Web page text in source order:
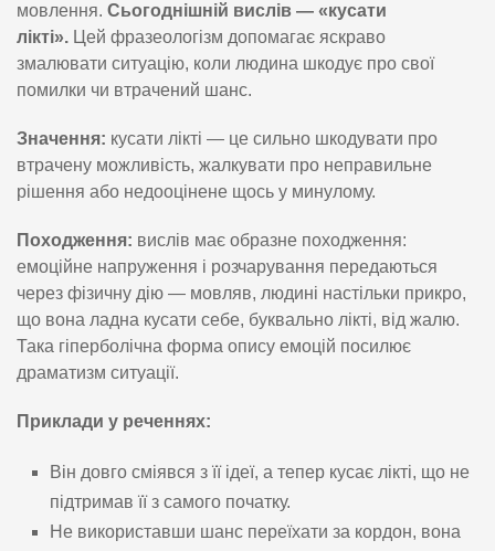
мовлення. Сьогоднішній вислів — «кусати
лікті». Цей фразеологізм допомагає яскраво
змалювати ситуацію, коли людина шкодує про свої
помилки чи втрачений шанс.
Значення: кусати лікті — це сильно шкодувати про
втрачену можливість, жалкувати про неправильне
рішення або недооцінене щось у минулому.
Походження: вислів має образне походження:
емоційне напруження і розчарування передаються
через фізичну дію — мовляв, людині настільки прикро,
що вона ладна кусати себе, буквально лікті, від жалю.
Така гіперболічна форма опису емоцій посилює
драматизм ситуації.
Приклади у реченнях:
Він довго сміявся з її ідеї, а тепер кусає лікті, що не
підтримав її з самого початку.
Не використавши шанс переїхати за кордон, вона